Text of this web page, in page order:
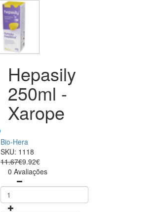
Hepasily
250ml -
Xarope
Bio-Hera
SKU: 1118
11.67€9.92€
0 Avaliações